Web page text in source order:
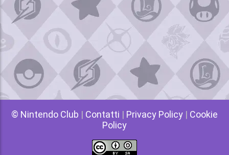
© Nintendo Club | Contatti | Privacy Policy | Cookie
Policy